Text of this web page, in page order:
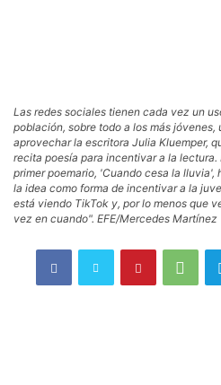
Las redes sociales tienen cada vez un
población, sobre todo a los más
aprovechar la escritora Julia Kluemper,
recita poesía para incentivar a la
primer poemario, 'Cuando cesa la lluvia',
la idea como forma de incentivar a la
está viendo TikTok y, por lo menos que
vez en cuando". EFE/Mercedes Martínez